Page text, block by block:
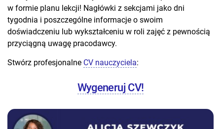
w formie planu lekcji! Nagłówki z sekcjami jako dni
tygodnia i poszczególne informacje o swoim
doświadczeniu lub wykształceniu w roli zajęć z pewnością
przyciągną uwagę pracodawcy.
Stwórz profesjonalne CV nauczyciela:
Wygeneruj CV!